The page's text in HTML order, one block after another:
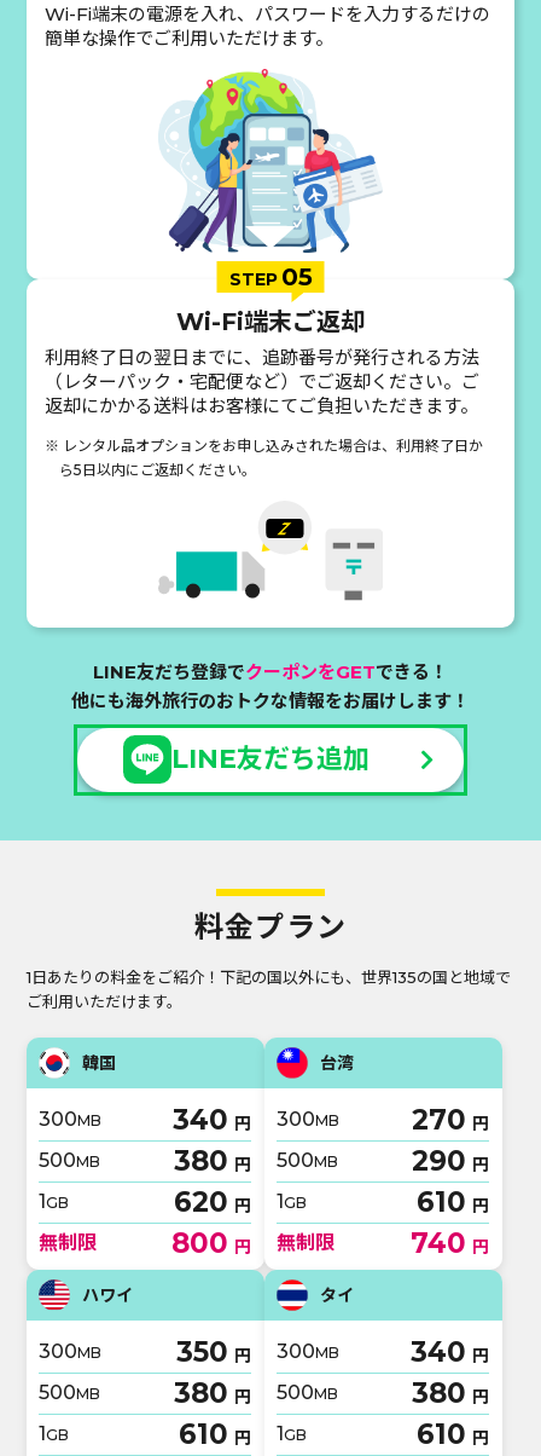
Wi-Fi端末の電源を入れ、パスワードを入力するだけの
簡単な操作でご利用いただけます。
STEP 05
Wi-Fi端末ご返却
利用終了日の翌日までに、追跡番号が発行される方法
（レターパック・宅配便など）でご返却ください。ご
返却にかかる送料はお客様にてご負担いただきます。
※ レンタル品オプションをお申し込みされた場合は、利用終了日か
ら5日以内にご返却ください。
LINE友だち登録でクーポンをGETできる！
他にも海外旅行のおトクな情報をお届けします！
LINE友だち追加
料金プラン
1日あたりの料金をご紹介！下記の国以外にも、世界135の国と地域で
ご利用いただけます。
韓国
300MB 340 円
500MB 380 円
1GB 620 円
無制限 800 円
台湾
300MB 270 円
500MB 290 円
1GB 610 円
無制限 740 円
ハワイ
300MB 350 円
500MB 380 円
1GB 610 円
タイ
300MB 340 円
500MB 380 円
1GB 610 円